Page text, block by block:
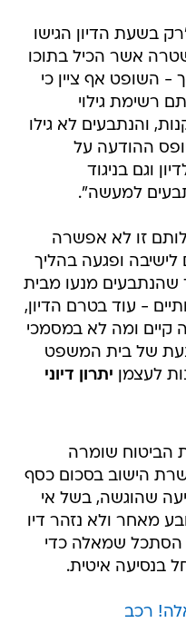
בשעת הדיון הגישו
אשר הכיל בתוכו
- השופט אף ציין כי
רשימת גילוי
והנתבעים לא גילו
ההודעה על
וגם בניגוד
למעשה".
זו לא אפשרה
ופגעה בהליך
מנעו מבית
- עוד בטרם הדיון,
ומה לא במסמכי
של בית המשפט
לעצמן יתרון דיוני
הביטוח שומרה
הישוב בסכום כסף
התביעה שהוגשה, בשל אי
מאחר ולא נזהר דיו
הסתכל שמאלה כדי
בנסיעה איטית.
רכב